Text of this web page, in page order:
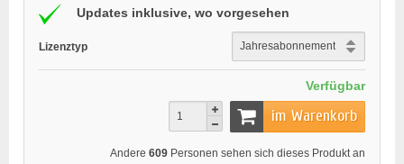
Updates inklusive, wo vorgesehen
Lizenztyp
Verfügbar
im Warenkorb
Andere 609 Personen sehen sich dieses Produkt an